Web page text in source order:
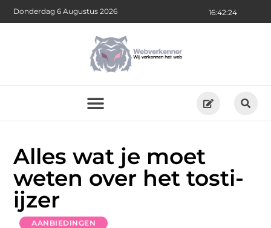
16:42:26
Donderdag 6 Augustus 2026
Alles wat je moet
weten over het tosti-
ijzer
AANBIEDINGEN